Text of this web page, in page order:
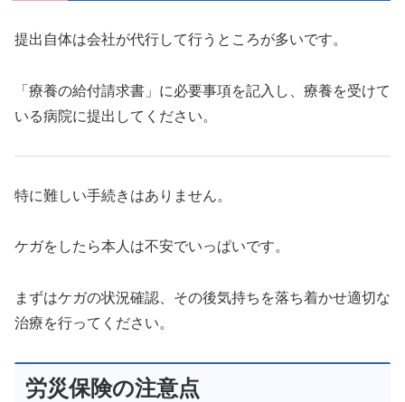
提出自体は会社が代行して行うところが多いです。
「療養の給付請求書」に必要事項を記入し、療養を受けて
いる病院に提出してください。
特に難しい手続きはありません。
ケガをしたら本人は不安でいっぱいです。
まずはケガの状況確認、その後気持ちを落ち着かせ適切な
治療を行ってください。
労災保険の注意点